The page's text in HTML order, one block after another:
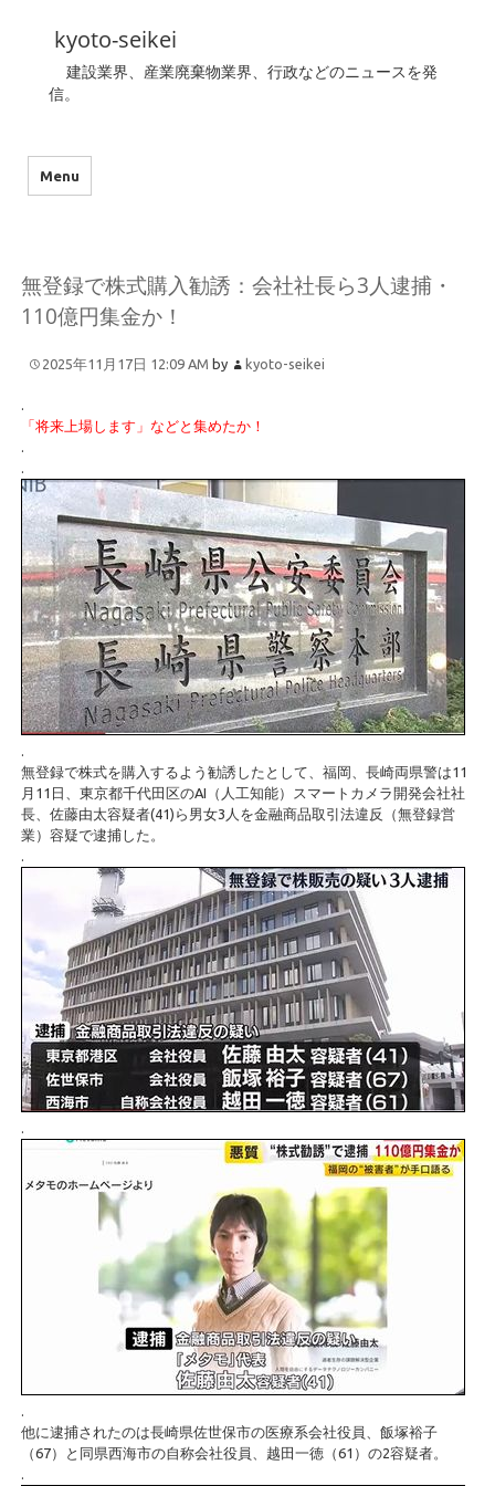
kyoto-seikei
建設業界、産業廃棄物業界、行政などのニュースを発
信。
Menu
無登録で株式購入勧誘：会社社長ら3人逮捕・
110億円集金か！
2025年11月17日 12:09 AM by kyoto-seikei
.
「将来上場します」などと集めたか！
.
.
.
無登録で株式を購入するよう勧誘したとして、福岡、長崎両県警は11
月11日、東京都千代田区のAI（人工知能）スマートカメラ開発会社社
長、佐藤由太容疑者(41)ら男女3人を金融商品取引法違反（無登録営
業）容疑で逮捕した。
.
.
.
他に逮捕されたのは長崎県佐世保市の医療系会社役員、飯塚裕子
（67）と同県西海市の自称会社役員、越田一徳（61）の2容疑者。
.